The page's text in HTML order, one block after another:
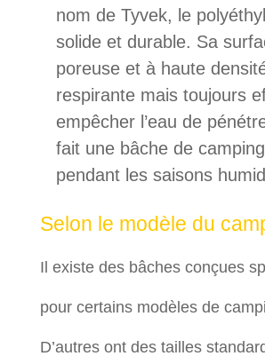
nom de Tyvek, le
solide et durable. Sa
poreuse et à haute
respirante mais toujours
empêcher l’eau de
fait une bâche de
pendant les saisons
Selon le modèle du
Il existe des bâches conçues
pour certains modèles de
D’autres ont des tailles